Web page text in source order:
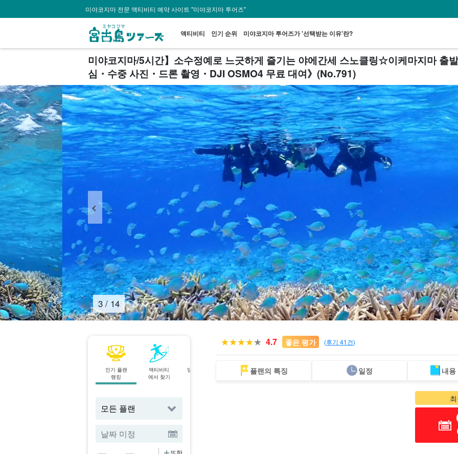
미야코지마 전문 액티비티 예약 사이트 "미야코지마 투어즈"
액티비티 인기 순위 미야코지마 투어즈가 '선택받는 이유'란?
미야코지마/5시간】소수정예로 느긋하게 즐기는 야에간세 스노클링☆이케마지마 출
심・수중 사진・드론 촬영・DJI OSMO4 무료 대여》(No.791)
4 / 14
인기 플랜
랭킹
액티비티
에서 찾기
당일 예약 OK
스팟에서
검색하기
송영 포함 플랜 바다거북 투어 렌터카
프
엄선
또한
4.7 좋은 평가 (후기 41건)
플랜의 특징 일정 내